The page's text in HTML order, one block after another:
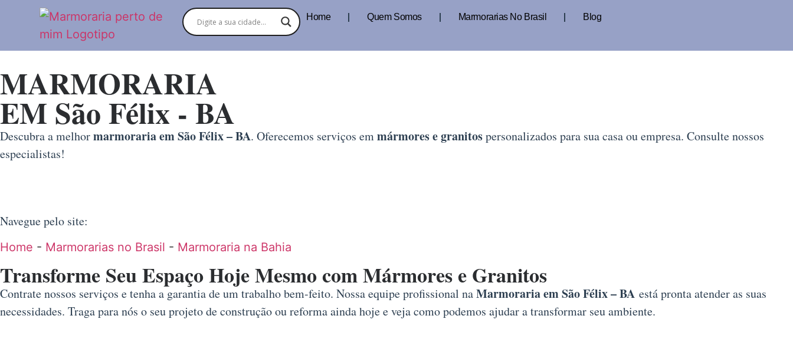
Home Quem Somos Marmorarias No Brasil Blog
MARMORARIA
EM São Félix - BA
Descubra a melhormarmoraria em São Félix – BA. Oferecemos serviços emmármores e granitospersonalizados para sua casa ou empresa. Consulte nossos
especialistas!
Navegue pelo site:
Home - Marmorarias no Brasil - Marmoraria na Bahia
Transforme Seu Espaço Hoje Mesmo com Mármores e Granitos
Contrate nossos serviços e tenha a garantia de um trabalho bem-feito. Nossa equipe profissional naMarmoraria em São Félix – BA está pronta atender as suas
necessidades. Traga para nós o seu projeto de construção ou reforma ainda hoje e veja como podemos ajudar a transformar seu ambiente.